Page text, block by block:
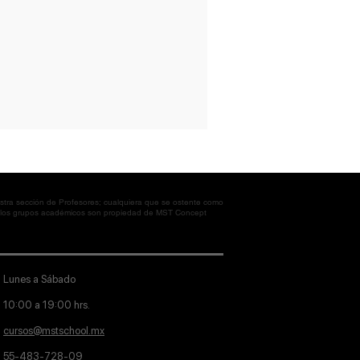
sección de Profesores; cualquiera que se ostente como
grupos académicos son propiedad de MST Concept
Lunes a Sábado
10:00 a 19:00 hrs.
cursos@mstschool.mx
55-483-728-09